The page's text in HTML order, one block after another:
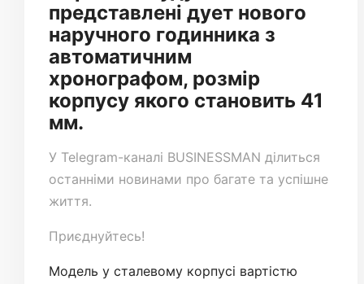
представлені дует нового
наручного годинника з
автоматичним
хронографом, розмір
корпусу якого становить 41
мм.
У Telegram-каналі BUSINESSMAN ділиться
останніми новинами про багате та успішне
життя.
Приєднуйтесь!
Модель у сталевому корпусі вартістю